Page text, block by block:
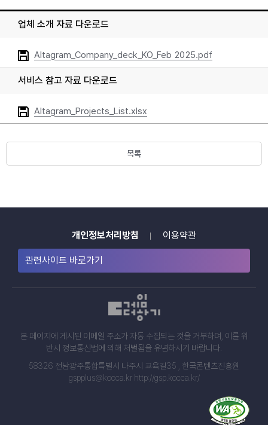
업체 소개 자료 다운로드
Altagram_Company_deck_KO_Feb 2025.pdf
서비스 참고 자료 다운로드
Altagram_Projects_List.xlsx
목록
개인정보처리방침 이용약관
관련사이트 바로가기
본 페이지에 게시된 이메일 주소가 자동 수집되는 것을 거부하며, 이를 위
반시 정보통신법에 의해 처벌됨을 유념하시기 바랍니다.
58326 전남광주통합특별시 나주시 교육길35 , 한국콘텐츠진흥원
gspplus@kocca.kr http://gsp.kocca.kr/